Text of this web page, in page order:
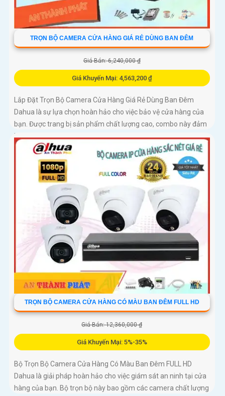
TRỌN BỘ CAMERA CỬA HÀNG GIÁ RẺ DÙNG BAN ĐÊM
Giá Bán: 6,240,000 ₫
Giá Khuyến Mại: 4,563,200 ₫
Lắp Đặt Trọn Bộ Camera Cửa Hàng Giá Rẻ Dùng Ban Đêm
Dahua là sự lựa chọn hoàn hảo cho việc bảo vệ cửa hàng của
bạn. Được trang bị sản phẩm chất lượng cao, combo này đảm
bảo cung cấp hình ảnh sắc nét và rõ ràng vào ban đêm
TRỌN BỘ CAMERA CỬA HÀNG CÓ MÀU BAN ĐÊM FULL HD
Giá Bán: 12,360,000 ₫
Giá Khuyến Mại: 5%-35%
Bộ Trọn Bộ Camera Cửa Hàng Có Màu Ban Đêm FULL HD
Dahua là giải pháp hoàn hảo cho việc giám sát an ninh tại cửa
hàng của bạn. Bộ trọn bộ này bao gồm các camera chất lượng